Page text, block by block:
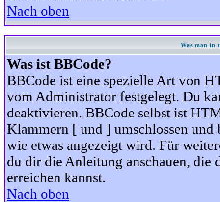
Nach oben
Was man in
Was ist BBCode?
BBCode ist eine spezielle Art von
vom Administrator festgelegt. Du
deaktivieren. BBCode selbst ist
Klammern [ und ] umschlossen
wie etwas angezeigt wird. Für
du dir die Anleitung anschauen, die
erreichen kannst.
Nach oben